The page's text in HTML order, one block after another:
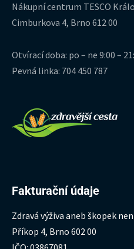
Nákupní centrum TESCO
Cimburkova 4, Brno 612 00
Otvírací doba: po – ne 9:00 –
Pevná linka: 704 450 787
Fakturační údaje
Zdravá výživa aneb škopek
Příkop 4, Brno 602 00